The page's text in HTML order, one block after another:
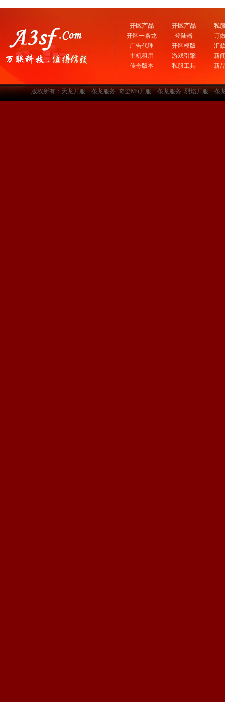
开区产品
开区一条龙
广告代理
主机租用
传奇版本
开区产品
登陆器
开区模版
游戏引擎
私服工具
私
订
汇
新
新
版权所有：天龙开服一条龙服务_奇迹Mu开服一条龙服务_烈焰开服一条